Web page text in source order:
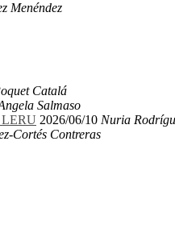
Menéndez
Catalá
Salmaso
LERU 2026/06/10 Nuria
Cortés Contreras